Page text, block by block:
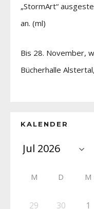
„StormArt“
an. (ml)
Bis 28. November,
Bücherhalle
KALENDER
M D M
29 30 1